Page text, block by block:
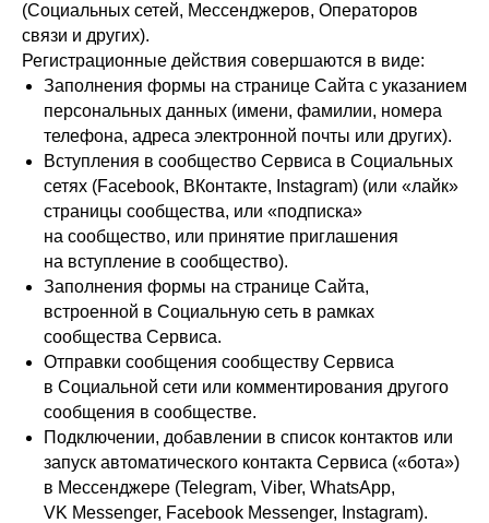
(Социальных сетей, Мессенджеров, Операторов
связи и других).
Регистрационные действия совершаются в виде:
Заполнения формы на странице Сайта с указанием
персональных данных (имени, фамилии, номера
телефона, адреса электронной почты или других).
Вступления в сообщество Сервиса в Социальных
сетях (Facebook, ВКонтакте, Instagram) (или «лайк»
страницы сообщества, или «подписка»
на сообщество, или принятие приглашения
на вступление в сообщество).
Заполнения формы на странице Сайта,
встроенной в Социальную сеть в рамках
сообщества Сервиса.
Отправки сообщения сообществу Сервиса
в Социальной сети или комментирования другого
сообщения в сообществе.
Подключении, добавлении в список контактов или
запуск автоматического контакта Сервиса («бота»)
в Мессенджере (Telegram, Viber, WhatsApp,
VK Messenger, Facebook Messenger, Instagram).